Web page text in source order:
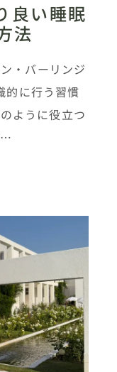
良い睡眠
法
・バーリンジ
的に行う習慣
ように役立つ
…